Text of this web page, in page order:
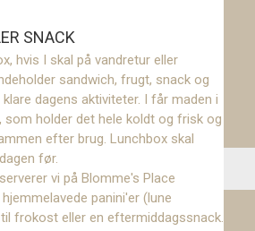
Værtsskab
Grønt hjerte
Gode grønne oplevelser
Hotel for voksne
SNACK
hvis I skal på vandretur eller
sandwich, frugt, snack og
dagens aktiviteter. I får maden i
som holder det hele koldt og frisk og
efter brug. Lunchbox skal
før.
vi på Blomme's Place
panini'er (lune
frokost eller en eftermiddagssnack.